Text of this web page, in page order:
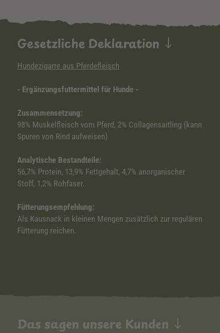
Gesetzliche Deklaration
Hundezigarre aus Pferdefleisch
- Ergänzungsfuttermittel für Hunde -
Zusammensetzung:
98% Muskelfleisch vom Pferd, 2% Collagensaitling (kann
Spuren von Rind aufweisen)
Analytische Bestandteile:
56,7% Protein, 13,9% Fettgehalt, 4,7% anorganischer
Stoff, 1,2% Rohfaser.
Fütterungsempfehlung:
Als Kausnack in kleinen Mengen zusätzlich zur regulären
Fütterung reichen.
Das sagen unsere Kunden